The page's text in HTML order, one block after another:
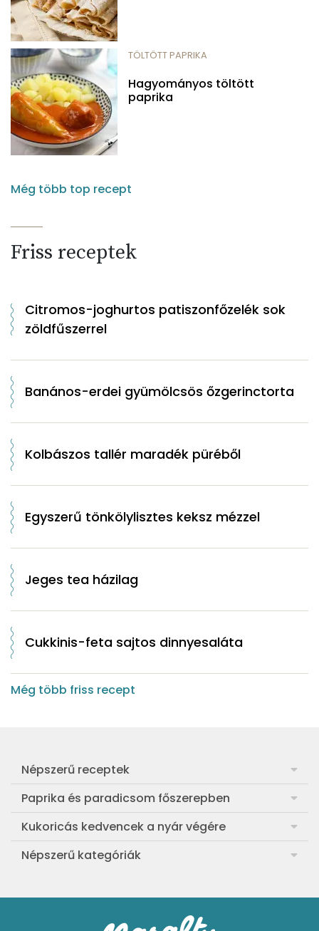
TÖLTÖTT PAPRIKA
Hagyományos töltött
paprika
Még több top recept
Friss receptek
Citromos-joghurtos patiszonfőzelék sok
zöldfűszerrel
Banános-erdei gyümölcsös őzgerinctorta
Kolbászos tallér maradék püréből
Egyszerű tönkölylisztes keksz mézzel
Jeges tea házilag
Cukkinis-feta sajtos dinnyesaláta
Még több friss recept
Népszerű receptek
Frankfurti leves
Egyszerű muffin
Aranygaluska
Egyszerű krumplifőzelék
Klasszikus madártej
Paprika és paradicsom főszerepben
Pan con Tomate
Paradicsom és paprika eltevése télre
Paradicsomos húsgombóc
Paradicsomos flat tart leveles tésztából
Kukoricás kedvencek a nyár végére
Legfinomabb főtt kukorica
Bang bang kukorica
Szójás-vajas grillkukoricák
Népszerű kategóriák